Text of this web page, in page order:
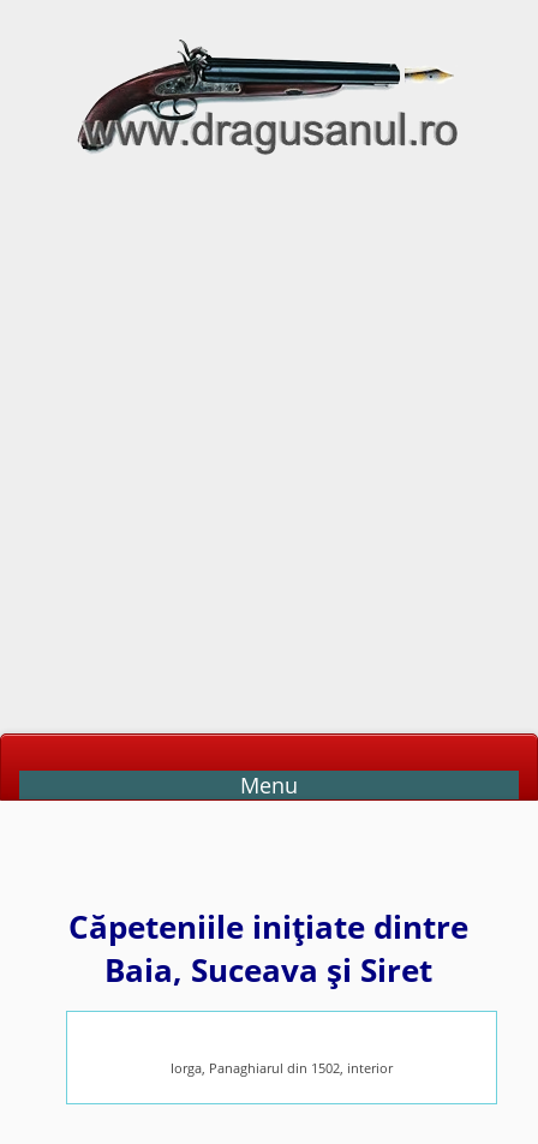
Menu
Căpeteniile iniţiate dintre
Baia, Suceava şi Siret
Iorga, Panaghiarul din 1502, interior